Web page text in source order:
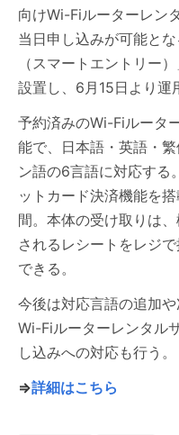
向けWi-Fiルーターレン
当日申し込みが可能と
（スマートエントリー
設置し、6月15日より運
予約済みのWi-Fiルータ
能で、日本語・英語・
ン語の6言語に対応する
ットカード決済機能を
間。本体の受け取りは
されるレシートをレジ
できる。
今後は対応言語の追加
Wi-Fiルーターレンタル
し込みへの対応も行う。
⇒詳細はこちら